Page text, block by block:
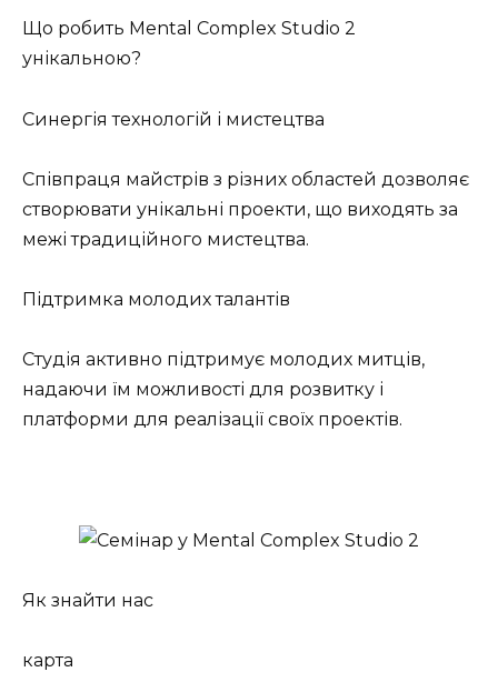
Що робить Mental Complex Studio 2
унікальною?
Синергія технологій і мистецтва
Співпраця майстрів з різних областей дозволяє
створювати унікальні проекти, що виходять за
межі традиційного мистецтва.
Підтримка молодих талантів
Студія активно підтримує молодих митців,
надаючи їм можливості для розвитку і
платформи для реалізації своїх проектів.
Як знайти нас
карта